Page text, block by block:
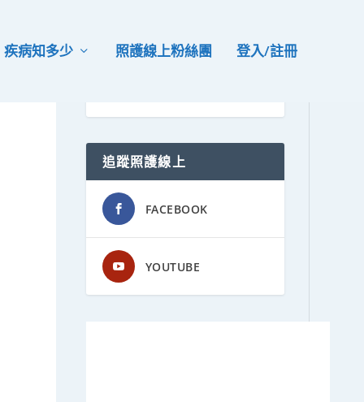
疾病知多少 照護線上粉絲團 登入/註冊
追蹤照護線上
FACEBOOK
YOUTUBE